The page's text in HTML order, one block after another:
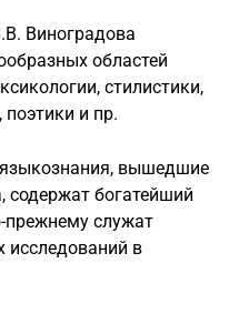
Виноградова
областей
стилистики,
поэтики и пр.
вышедшие
содержат богатейший
прежнему служат
исследований в